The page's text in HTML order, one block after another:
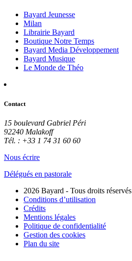
Bayard Jeunesse
Milan
Librairie Bayard
Boutique Notre Temps
Bayard Media Développement
Bayard Musique
Le Monde de Théo
Contact
15 boulevard Gabriel Péri
92240 Malakoff
Tél. : +33 1 74 31 60 60
Nous écrire
Délégués en pastorale
2026 Bayard - Tous droits réservés
Conditions d’utilisation
Crédits
Mentions légales
Politique de confidentialité
Gestion des cookies
Plan du site